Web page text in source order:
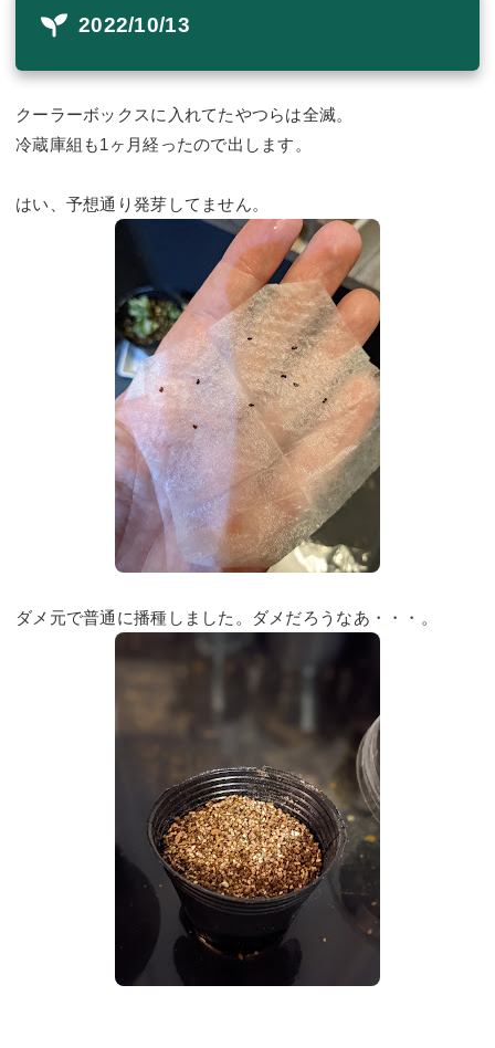
2022/10/13
クーラーボックスに入れてたやつらは全滅。
冷蔵庫組も1ヶ月経ったので出します。
はい、予想通り発芽してません。
ダメ元で普通に播種しました。ダメだろうなあ・・・。